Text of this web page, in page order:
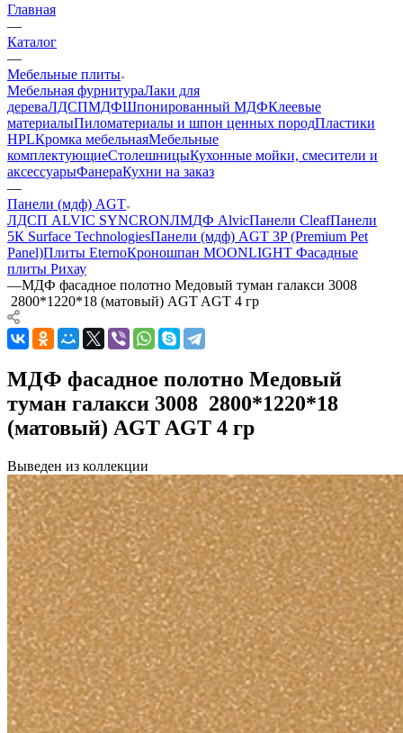
Главная
—
Каталог
—
Мебельные плиты
Мебельная фурнитураЛаки для
дереваЛДСПМДФШпонированный МДФКлеевые
материалыПиломатериалы и шпон ценных породПластики
HPLКромка мебельнаяМебельные
комплектующиеСтолешницыКухонные мойки, смесители и
аксессуарыФанераКухни на заказ
—
Панели (мдф) AGT
ЛДСП ALVIC SYNCRONЛМДФ AlvicПанели CleafПанели
5К Surface TechnologiesПанели (мдф) AGT 3P (Premium Pet
Panel)Плиты EternoКроношпан MOONLIGHT Фасадные
плиты Рихау
—МДФ фасадное полотно Медовый туман галакси 3008
2800*1220*18 (матовый) AGT AGT 4 гр
МДФ фасадное полотно Медовый
туман галакси 3008 2800*1220*18
(матовый) AGT AGT 4 гр
Выведен из коллекции